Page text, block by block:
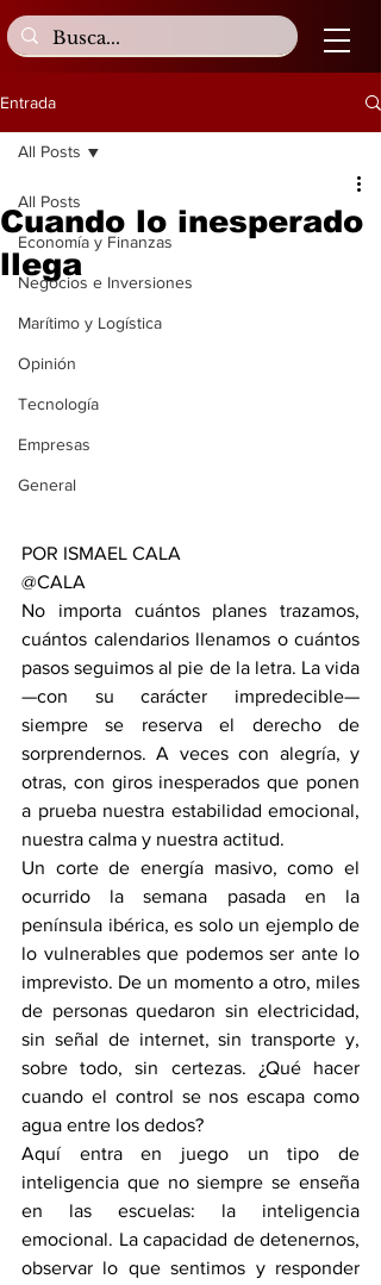
Entrada
All Posts
Economía y Finanzas
Negocios e Inversiones
Marítimo y Logística
Opinión
Tecnología
Empresas
General
All Posts
Cuando lo inesperado
llega
POR ISMAEL CALA
@CALA
No importa cuántos planes trazamos,
cuántos calendarios llenamos o cuántos
pasos seguimos al pie de la letra. La vida
—con su carácter impredecible—
siempre se reserva el derecho de
sorprendernos. A veces con alegría, y
otras, con giros inesperados que ponen
a prueba nuestra estabilidad emocional,
nuestra calma y nuestra actitud.
Un corte de energía masivo, como el
ocurrido la semana pasada en la
península ibérica, es solo un ejemplo de
lo vulnerables que podemos ser ante lo
imprevisto. De un momento a otro, miles
de personas quedaron sin electricidad,
sin señal de internet, sin transporte y,
sobre todo, sin certezas. ¿Qué hacer
cuando el control se nos escapa como
agua entre los dedos?
Aquí entra en juego un tipo de
inteligencia que no siempre se enseña
en las escuelas: la inteligencia
emocional. La capacidad de detenernos,
observar lo que sentimos y responder